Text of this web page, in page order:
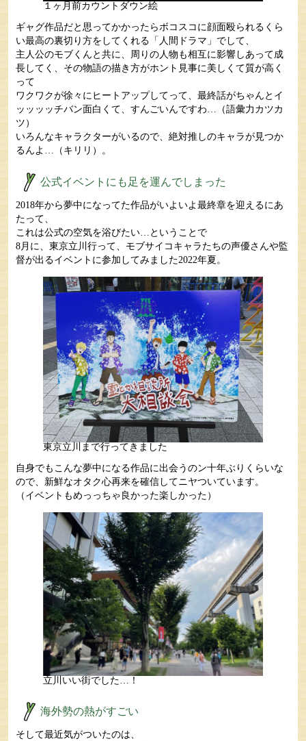
１ヶ月前カウントダウン絵
ギャグ作品だと思ってかかったらボコスコに顔面殴られるくら
い最高の裏切り方をしてくれる「人間ドラマ」でして、
主人公のモブくんと共に、周りの人物も相互に影響しあって成
長してく、その物語の描き方がホント見事に美しくて質が高く
って
ワクワクが徐々にヒートアップしてって、最終話がちゃんとイ
ッッッッチバン面白くて、すんごいんですわ…（語彙力カツカ
ツ）
いろんなキャラクターがいるので、絶対推しのキャラが見つか
るんよ…（キリリ）。
公式イベントにも足を運んでしまった
2018年から夢中になってた作品がいよいよ最終章を迎えるにあ
たって、
これは公式の空気を浴びたい…ということで
8月に、東京立川行って、モブサイコキャラたちの声優さんや監
督が出るイベントに参加してみました2022年夏。
東京立川まで行ってきました
自身でもこんな夢中になる作品に出会うのン十年ぶりくらいな
ので、新鮮なオタク心再来を確信してニヤついています。
（イベントもめっっちゃ良かった楽しかった）
立川いい街でした…！
海外勢の熱がすごい
そして最近気がついたのは、